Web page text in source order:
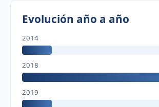
Evolución año a año
2014
2018
2019